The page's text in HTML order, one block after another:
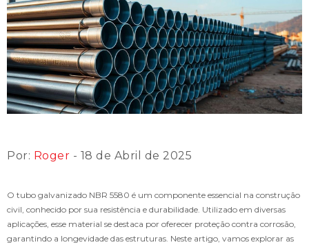
Por: Roger - 18 de Abril de 2025
O tubo galvanizado NBR 5580 é um componente essencial na construção
civil, conhecido por sua resistência e durabilidade. Utilizado em diversas
aplicações, esse material se destaca por oferecer proteção contra corrosão,
garantindo a longevidade das estruturas. Neste artigo, vamos explorar as